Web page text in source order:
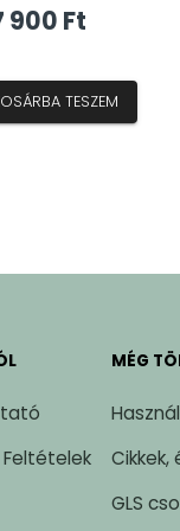
900 Ft
TESZEM
MÉG
Cikkek,
GLS